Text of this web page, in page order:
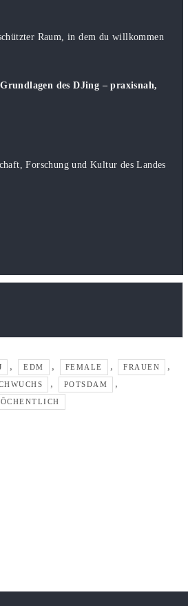
Raum, in dem du willkommen
des DJing – praxisnah,
Forschung und Kultur des Landes
, EDM , FEMALE , FRAUEN ,
, POTSDAM ,